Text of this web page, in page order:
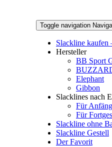
Toggle navigation
Slackline kaufen
Hersteller
BB Sport
Elephant
Gibbon
Slacklines nach
Für
Für
Slackline ohne
Slackline Gestell
Der Favorit